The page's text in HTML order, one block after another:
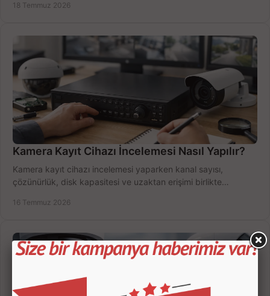
18 Temmuz 2026
Kamera Kayıt Cihazı İncelemesi Nasıl Yapılır?
Kamera kayıt cihazı incelemesi yaparken kanal sayısı,
çözünürlük, disk kapasitesi ve uzaktan erişimi birlikte
16 Temmuz 2026